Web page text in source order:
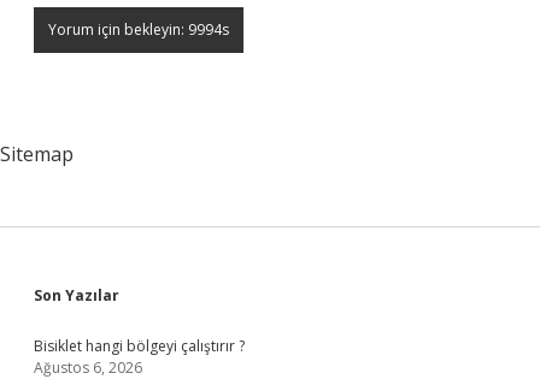
Sitemap
Sidebar
Son Yazılar
Bisiklet hangi bölgeyi çalıştırır ?
Ağustos 6, 2026